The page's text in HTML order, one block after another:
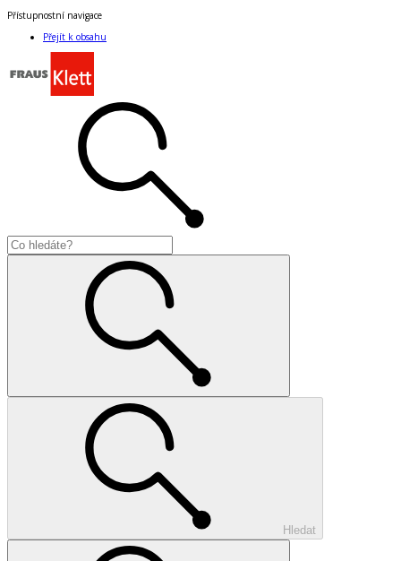
Přístupnostní navigace
Přejít k obsahu
Hledat